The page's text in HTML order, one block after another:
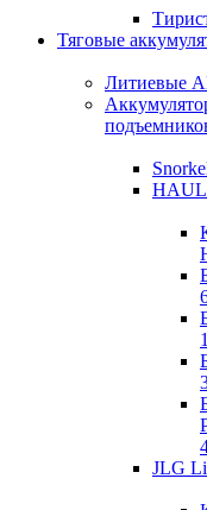
Тяговые
Литиевые
JLG